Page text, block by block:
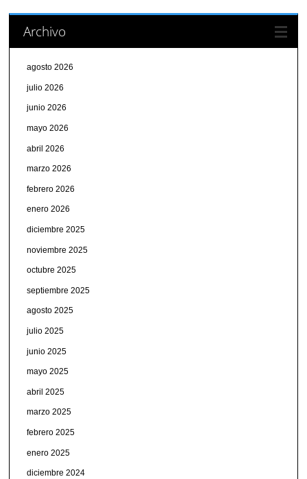
Archivo
agosto 2026
julio 2026
junio 2026
mayo 2026
abril 2026
marzo 2026
febrero 2026
enero 2026
diciembre 2025
noviembre 2025
octubre 2025
septiembre 2025
agosto 2025
julio 2025
junio 2025
mayo 2025
abril 2025
marzo 2025
febrero 2025
enero 2025
diciembre 2024